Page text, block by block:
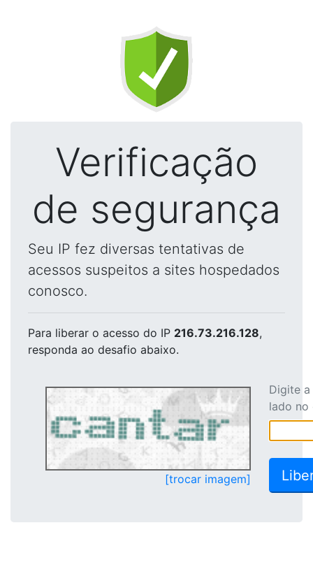
Verificação
de segurança
Seu IP fez diversas tentativas de
acessos suspeitos a sites hospedados
conosco.
Para liberar o acesso do IP 216.73.216.128,
responda ao desafio abaixo.
[trocar imagem]
Digite
lado no